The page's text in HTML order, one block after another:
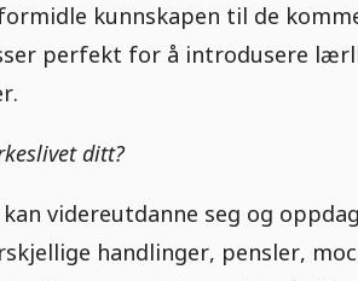
kunnskapen til de
perfekt for å introdusere
ditt?
videreutdanne seg og
handlinger, pensler,